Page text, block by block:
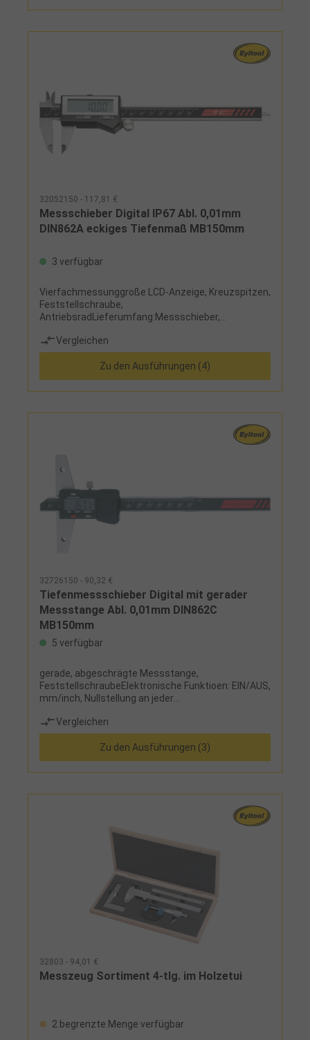
32052150 - 117,81 €
Messschieber Digital IP67 Abl. 0,01mm
DIN862A eckiges Tiefenmaß MB150mm
3 verfügbar
Vierfachmessunggroße LCD-Anzeige, Kreuzspitzen,
Feststellschraube,
AntriebsradLieferumfang:Messschieber,
Vergleichen
Zu den Ausführungen (4)
32726150 - 90,32 €
Tiefenmessschieber Digital mit gerader
Messstange Abl. 0,01mm DIN862C
MB150mm
5 verfügbar
gerade, abgeschrägte Messstange,
FeststellschraubeElektronische Funktioen: EIN/AUS,
mm/inch, Nullstellung an jeder
CR2032 und Etui
Vergleichen
Zu den Ausführungen (3)
32803 - 94,01 €
Messzeug Sortiment 4-tlg. im Holzetui
2 begrenzte Menge verfügbar